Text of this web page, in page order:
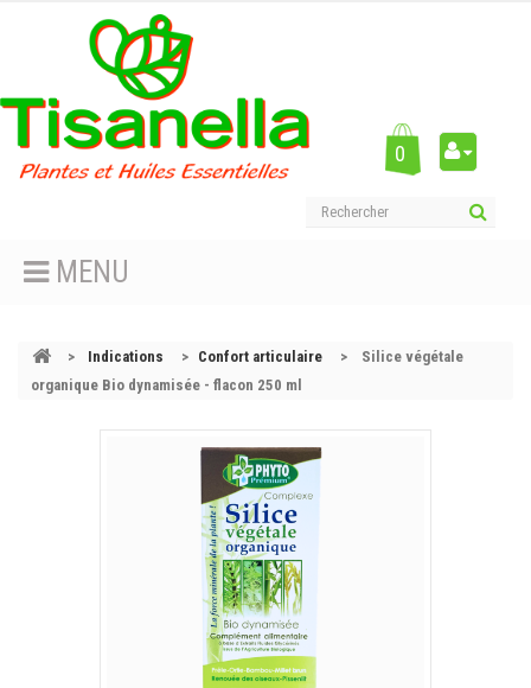
0
MENU
> Indications > Confort articulaire >
Silice végétale
organique Bio dynamisée - flacon 250 ml